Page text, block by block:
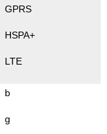
GPRS
HSPA+
LTE
b
g